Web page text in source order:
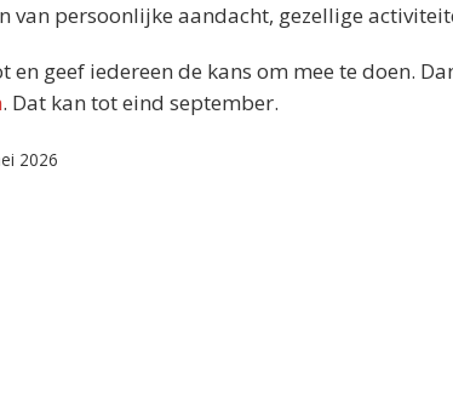
van persoonlijke aandacht, gezellige
en geef iedereen de kans om mee te doen.
. Dat kan tot eind september.
2026